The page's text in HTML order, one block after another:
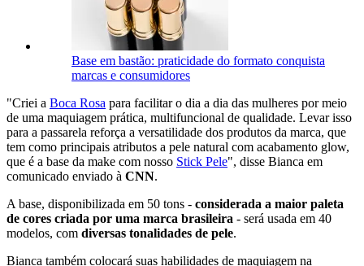
Base em bastão: praticidade do formato conquista
marcas e consumidores
"Criei a Boca Rosa para facilitar o dia a dia das mulheres por meio
de uma maquiagem prática, multifuncional de qualidade. Levar isso
para a passarela reforça a versatilidade dos produtos da marca, que
tem como principais atributos a pele natural com acabamento glow,
que é a base da make com nosso Stick Pele", disse Bianca em
comunicado enviado à CNN.
A base, disponibilizada em 50 tons - considerada a maior paleta
de cores criada por uma marca brasileira - será usada em 40
modelos, com diversas tonalidades de pele.
Bianca também colocará suas habilidades de maquiagem na